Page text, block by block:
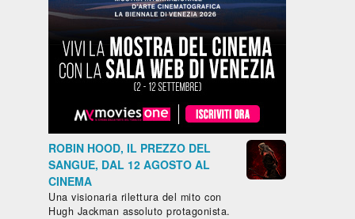
ROBIN HOOD, IL PREZZO DEL
SANGUE, DAL 12 AGOSTO AL
CINEMA
Una visionaria rilettura del mito con
Hugh Jackman assoluto protagonista.